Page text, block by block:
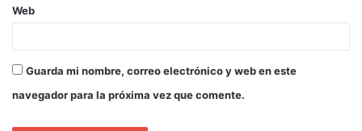
Web
Guarda mi nombre, correo electrónico y web en este
navegador para la próxima vez que comente.